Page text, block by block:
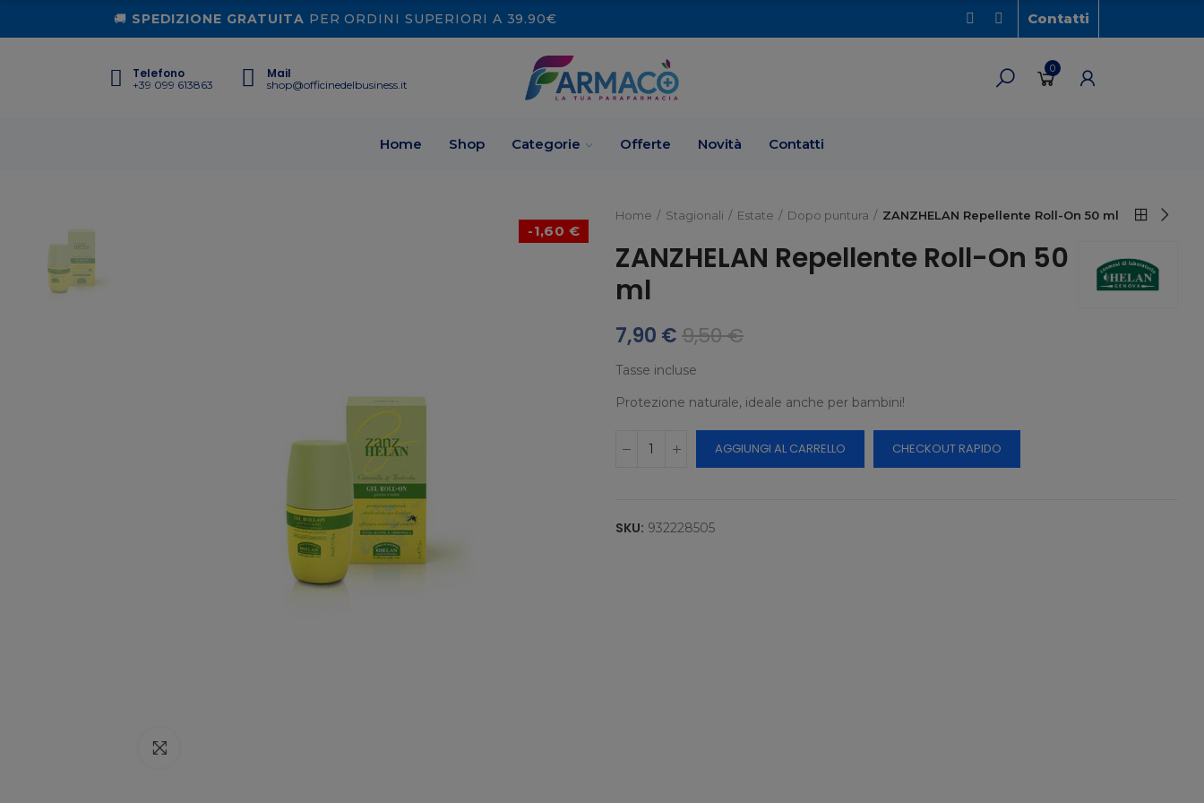
🚚 SPEDIZIONE GRATUITA PER ORDINI SUPERIORI A 39.90€ Contatti
Telefono
+39 099 613863
Mail
shop@officinedelbusiness.it
0
Home Shop Categorie Offerte Novità Contatti
-1,60 €
Home Stagionali Estate Dopo puntura ZANZHELAN Repellente Roll-On 50 ml
ZANZHELAN Repellente Roll-On 50
ml
7,90 €9,50 €
Tasse incluse
Protezione naturale, ideale anche per bambini!
AGGIUNGI AL CARRELLO CHECKOUT RAPIDO
SKU: 932228505